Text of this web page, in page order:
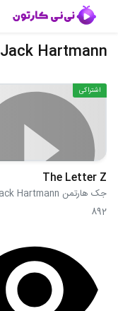
Jack Hartmann
اشتراکی
The Letter Z
جک هارتمن Jack Hartmann
892